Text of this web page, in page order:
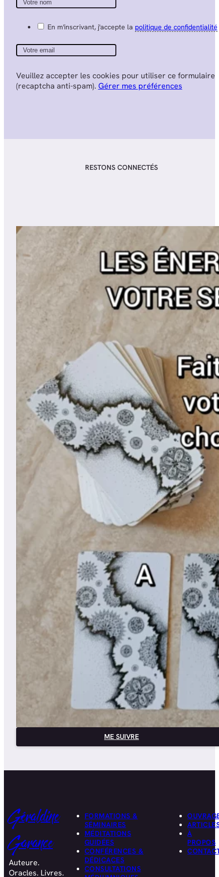
En m'inscrivant, j'accepte la politique de confidentialité
Veuillez accepter les cookies pour utiliser ce formulaire
(recaptcha anti-spam). Gérer mes préférences
RESTONS CONNECTÉS
ME SUIVRE
Géraldine
Garance
Auteure.
Oracles. Livres.
FORMATIONS &
SÉMINAIRES
MÉDITATIONS
GUIDÉES
CONFÉRENCES &
DÉDICACES
CONSULTATIONS
À
PROPOS